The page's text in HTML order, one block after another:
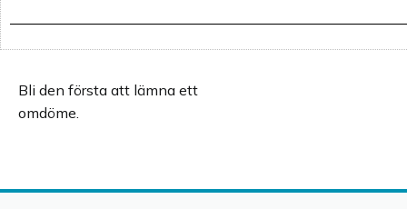
Bli den första att lämna ett
omdöme.